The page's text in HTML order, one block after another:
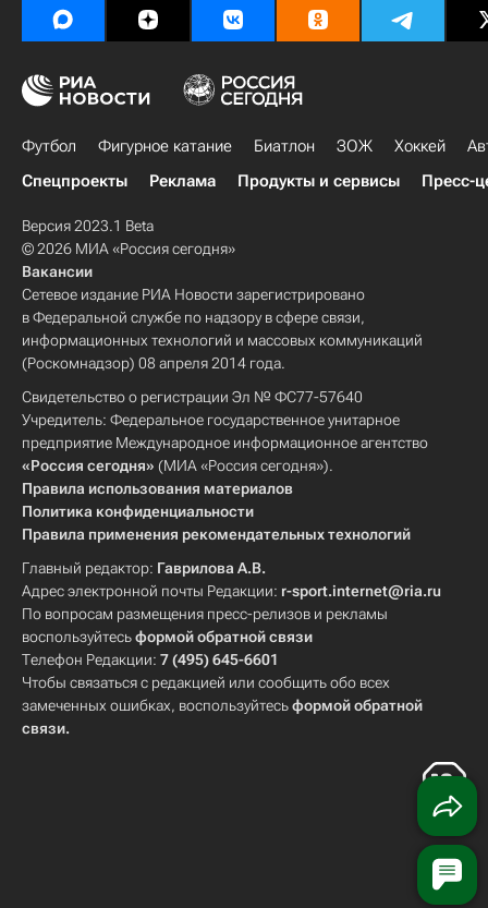
Футбол Фигурное катание Биатлон ЗОЖ Хоккей
Спецпроекты
Реклама Продукты и сервисы Пресс-
Версия 2023.1 Beta
© 2026 МИА «Россия сегодня»
Вакансии
Сетевое издание РИА Новости зарегистрировано
в Федеральной службе по надзору в сфере связи,
информационных технологий и массовых коммуникаций
(Роскомнадзор) 08 апреля 2014 года.
Свидетельство о регистрации Эл № ФС77-57640
Учредитель: Федеральное государственное унитарное
предприятие Международное информационное агентство
«Россия сегодня» (МИА «Россия сегодня»).
Правила использования материалов
Политика конфиденциальности
Правила применения рекомендательных технологий
Главный редактор: Гаврилова А.В.
Адрес электронной почты Редакции: r-sport.internet@ria.ru
По вопросам размещения пресс-релизов и рекламы
воспользуйтесьформой обратной связи
Телефон Редакции: 7 (495) 645-6601
Чтобы связаться с редакцией или сообщить обо всех
замеченных ошибках, воспользуйтесьформой обратной
связи.